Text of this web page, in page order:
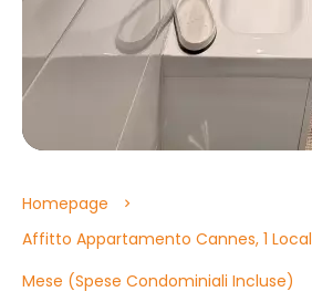
Homepage
Affitto Appartamento Cannes, 1
Mese (Spese Condominiali Incluse)